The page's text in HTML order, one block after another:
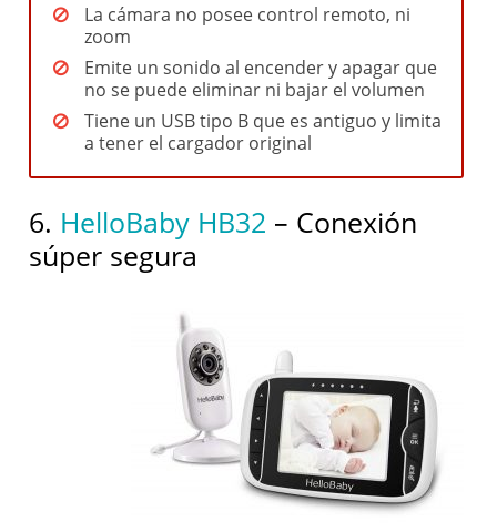
La cámara no posee control remoto, ni
zoom
Emite un sonido al encender y apagar que
no se puede eliminar ni bajar el volumen
Tiene un USB tipo B que es antiguo y limita
a tener el cargador original
6. HelloBaby HB32 – Conexión
súper segura